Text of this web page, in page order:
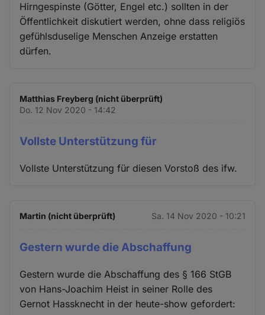
Hirngespinste (Götter, Engel etc.) sollten in der
Öffentlichkeit diskutiert werden, ohne dass religiös
gefühlsduselige Menschen Anzeige erstatten
dürfen.
Matthias Freyberg (nicht überprüft)
Do. 12 Nov 2020 - 14:42
Vollste Unterstützung für
Vollste Unterstützung für diesen Vorstoß des ifw.
Martin (nicht überprüft) Sa. 14 Nov 2020 - 10:21
Gestern wurde die Abschaffung
Gestern wurde die Abschaffung des § 166 StGB
von Hans-Joachim Heist in seiner Rolle des
Gernot Hassknecht in der heute-show gefordert: